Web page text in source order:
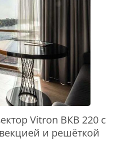
Vitron ВКВ 220 с
и решёткой